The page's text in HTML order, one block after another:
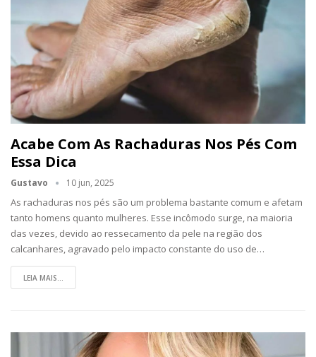
Acabe Com As Rachaduras Nos Pés Com
Essa Dica
Gustavo 10 jun, 2025
As rachaduras nos pés são um problema bastante comum e afetam
tanto homens quanto mulheres. Esse incômodo surge, na maioria
das vezes, devido ao ressecamento da pele na região dos
calcanhares, agravado pelo impacto constante do uso de…
LEIA MAIS...